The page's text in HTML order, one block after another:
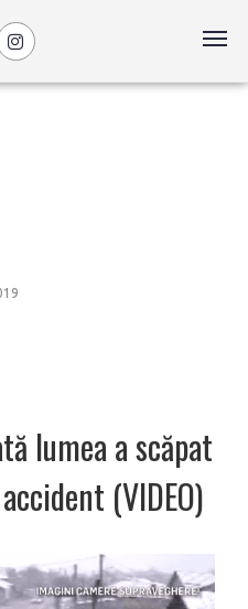
lumea a scăpat
(VIDEO)